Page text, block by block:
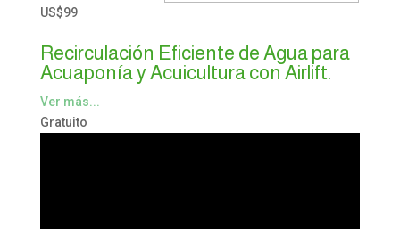
US$99
Recirculación Eficiente de Agua para
Acuaponía y Acuicultura con Airlift.
Ver más...
Gratuito